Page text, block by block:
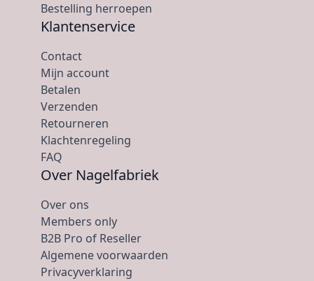
Bestelling herroepen
Klantenservice
Contact
Mijn account
Betalen
Verzenden
Retourneren
Klachtenregeling
FAQ
Over Nagelfabriek
Over ons
Members only
B2B Pro of Reseller
Algemene voorwaarden
Privacyverklaring